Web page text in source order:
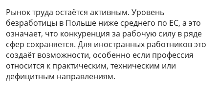
Рынок труда остаётся активным. Уровень
безработицы в Польше ниже среднего по ЕС, а это
означает, что конкуренция за рабочую силу в ряде
сфер сохраняется. Для иностранных работников это
создаёт возможности, особенно если профессия
относится к практическим, техническим или
дефицитным направлениям.